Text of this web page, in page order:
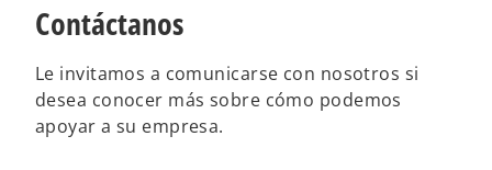
Contáctanos
Le invitamos a comunicarse con nosotros si
desea conocer más sobre cómo podemos
apoyar a su empresa.